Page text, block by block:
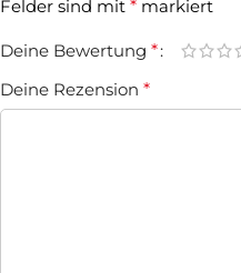
Felder sind mit * markiert
Deine Bewertung *
Deine Rezension *